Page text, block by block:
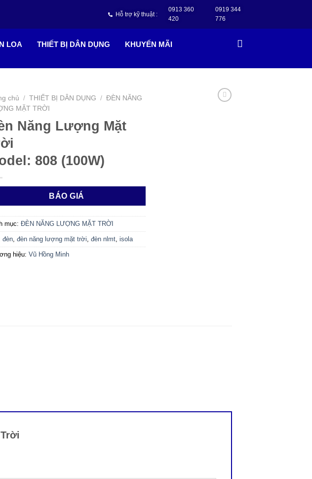
Hỗ trợ kỹ thuật :
0913 360
420
0919 344
776
LOA THIẾT BỊ DÂN DỤNG KHUYẾN MÃI
chủ / THIẾT BỊ DÂN DỤNG / ĐÈN NĂNG
MẶT TRỜI
Năng Lượng Mặt
808 (100W)
BÁO GIÁ
mục: ĐÈN NĂNG LƯỢNG MẶT TRỜI
đèn đèn năng lượng mặt trời đèn nlmt isola
hiệu: Vũ Hồng Minh